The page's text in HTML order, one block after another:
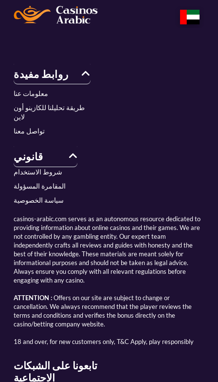
روابط مفيدة
معلومات عنا
طريقة تحليلنا للكازينو أون
لاين
تواصل معنا
قانوني
شروط الاستخدام
المقامرة المسؤولة
سياسة الخصوصية
casinos-arabic.com serves as an autonomous resource dedicated to
providing information about online casinos and their games. We are
not controlled by any gambling entity. Our expert team
independently crafts all reviews and guides with honesty and the
best of their knowledge. These materials are meant solely for
informational purposes and should not be taken as legal advice.
Always ensure you comply with all relevant regulations before
engaging with any casino.
ATTENTION : Offers on our site are subject to change or
cancellation. We always recommend that the player reviews the
terms and conditions and verifies the bonus directly on the
casino/betting company website.
18 and over, for new customers only, T&C Apply, play responsibly
تابعونا على الشبكات
الاجتماعية